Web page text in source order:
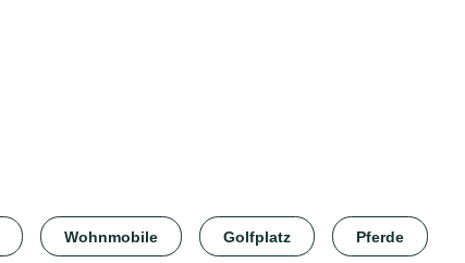
Wohnmobile Golfplatz Pferde